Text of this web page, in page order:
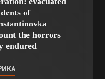
of
the horrors
endured